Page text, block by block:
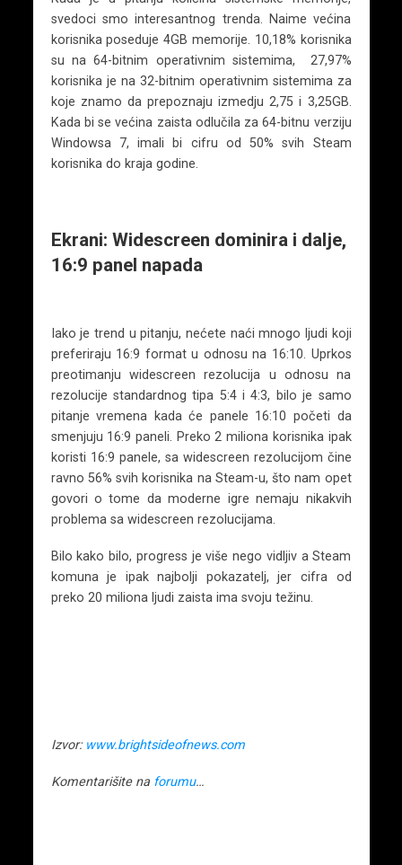
svedoci smo interesantnog trenda. Naime većina
korisnika poseduje 4GB memorije. 10,18% korisnika
su na 64-bitnim operativnim sistemima, 27,97%
korisnika je na 32-bitnim operativnim sistemima za
koje znamo da prepoznaju izmedju 2,75 i 3,25GB.
Kada bi se većina zaista odlučila za 64-bitnu verziju
Windowsa 7, imali bi cifru od 50% svih Steam
korisnika do kraja godine.
Ekrani: Widescreen dominira i dalje,
16:9 panel napada
Iako je trend u pitanju, nećete naći mnogo ljudi koji
preferiraju 16:9 format u odnosu na 16:10. Uprkos
preotimanju widescreen rezolucija u odnosu na
rezolucije standardnog tipa 5:4 i 4:3, bilo je samo
pitanje vremena kada će panele 16:10 početi da
smenjuju 16:9 paneli. Preko 2 miliona korisnika ipak
koristi 16:9 panele, sa widescreen rezolucijom čine
ravno 56% svih korisnika na Steam-u, što nam opet
govori o tome da moderne igre nemaju nikakvih
problema sa widescreen rezolucijama.
Bilo kako bilo, progress je više nego vidljiv a Steam
komuna je ipak najbolji pokazatelj, jer cifra od
preko 20 miliona ljudi zaista ima svoju težinu.
Izvor: www.brightsideofnews.com
Komentarišite na forumu…